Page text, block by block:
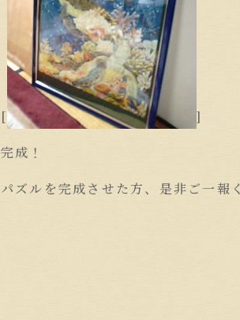
[ ]
完成！
パズルを完成させた方、是非ご一報